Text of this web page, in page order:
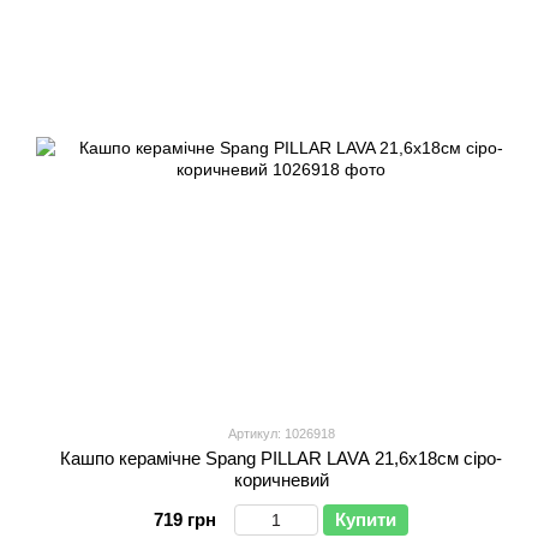
Артикул: 1026918
Кашпо керамічне Spang PILLAR LAVA 21,6х18см сіро-
коричневий
719 грн
Купити